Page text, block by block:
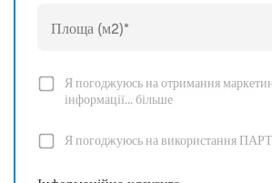
Я погоджуюсь на отримання
інформації...більше
Я погоджуюсь на використання